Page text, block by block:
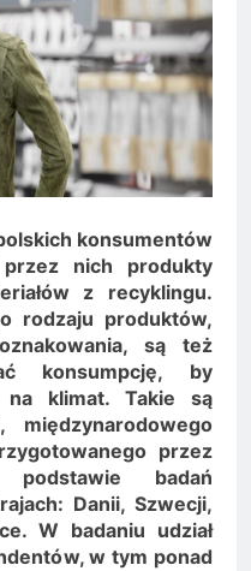
– kiedy wybrać
a kiedy czarno-
polega
podatku?
Ago
konsumentów
nich produkty
z recyklingu.
rodzaju produktów,
są też
konsumpcję, by
na klimat. Takie są
przez
badań
Danii, Szwecji,
W badaniu udział
w tym ponad